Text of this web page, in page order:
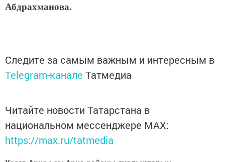
Абдрахманова.
Следите за самым важным и интересным в
Telegram-канале Татмедиа
Читайте новости Татарстана в
национальном мессенджере MАХ:
https://max.ru/tatmedia